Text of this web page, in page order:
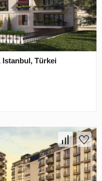
Istanbul, Türkei